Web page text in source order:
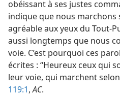
obéissant à ses justes
indique que nous marchons
agréable aux yeux du Tout-
aussi longtemps que nous
voie. C’est pourquoi ces
écrites : “Heureux ceux qui
leur voie, qui marchent
119:1,AC.